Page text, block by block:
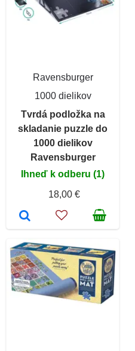
Ravensburger
1000 dielikov
Tvrdá podložka na
skladanie puzzle do
1000 dielikov
Ravensburger
Ihneď k odberu (1)
18,00 €